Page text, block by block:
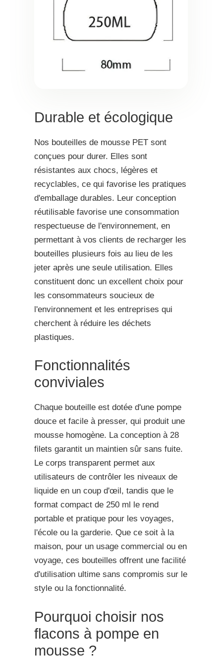
Durable et écologique
Nos bouteilles de mousse PET sont
conçues pour durer. Elles sont
résistantes aux chocs, légères et
recyclables, ce qui favorise les pratiques
d'emballage durables. Leur conception
réutilisable favorise une consommation
respectueuse de l'environnement, en
permettant à vos clients de recharger les
bouteilles plusieurs fois au lieu de les
jeter après une seule utilisation. Elles
constituent donc un excellent choix pour
les consommateurs soucieux de
l'environnement et les entreprises qui
cherchent à réduire les déchets
plastiques.
Fonctionnalités
conviviales
Chaque bouteille est dotée d'une pompe
douce et facile à presser, qui produit une
mousse homogène. La conception à 28
filets garantit un maintien sûr sans fuite.
Le corps transparent permet aux
utilisateurs de contrôler les niveaux de
liquide en un coup d'œil, tandis que le
format compact de 250 ml le rend
portable et pratique pour les voyages,
l'école ou la garderie. Que ce soit à la
maison, pour un usage commercial ou en
voyage, ces bouteilles offrent une facilité
d'utilisation ultime sans compromis sur le
style ou la fonctionnalité.
Pourquoi choisir nos
flacons à pompe en
mousse ?